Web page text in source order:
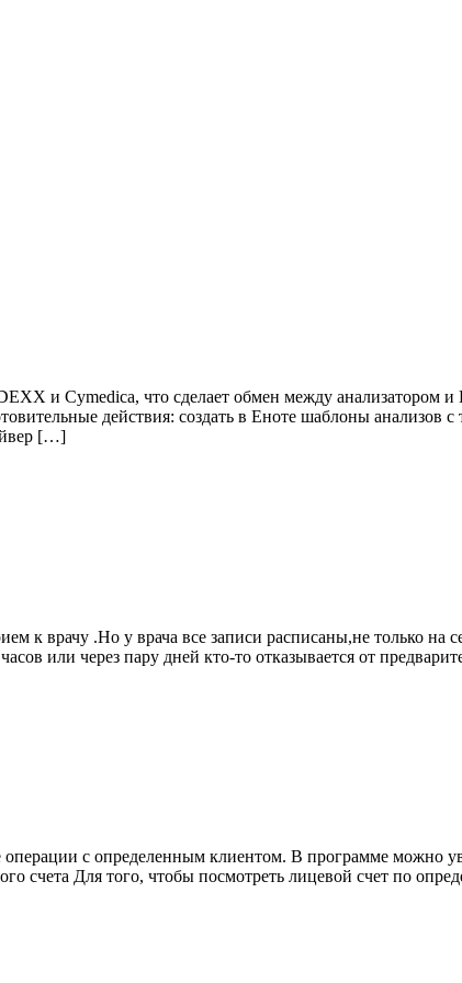
и Cymedica, что сделает обмен между анализатором
действия: создать в Еноте шаблоны анализов
[…]
к врачу .Но у врача все записи расписаны,не только на
или через пару дней кто-то отказывается от
с определенным клиентом. В программе можно
счета Для того, чтобы посмотреть лицевой счет по